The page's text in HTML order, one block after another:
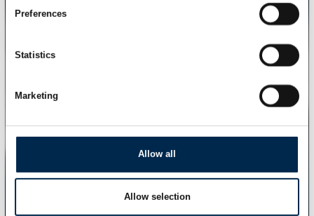
Preferences
Statistics
Marketing
Allow all
Allow selection